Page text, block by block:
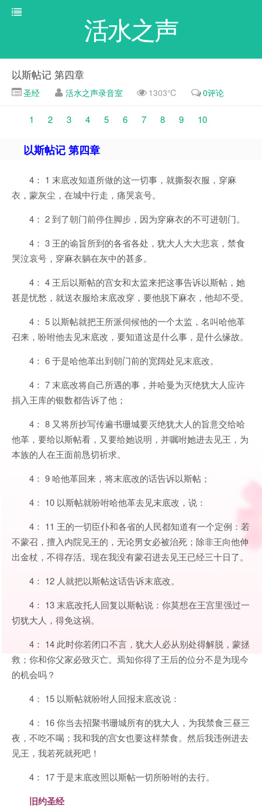
活水之声
以斯帖记 第四章
圣经 活水之声录音室 1303℃ 0评论
1 2 3 4 5 6 7 8 9 10
以斯帖记 第四章
4： 1 末底改知道所做的这一切事，就撕裂衣服，穿麻
衣，蒙灰尘，在城中行走，痛哭哀号。
4： 2 到了朝门前停住脚步，因为穿麻衣的不可进朝门。
4： 3 王的谕旨所到的各省各处，犹大人大大悲哀，禁食
哭泣哀号，穿麻衣躺在灰中的甚多。
4： 4 王后以斯帖的宫女和太监来把这事告诉以斯帖，她
甚是忧愁，就送衣服给末底改穿，要他脱下麻衣，他却不受。
4： 5 以斯帖就把王所派伺候他的一个太监，名叫哈他革
召来，吩咐他去见末底改，要知道这是什么事，是什么缘故。
4： 6 于是哈他革出到朝门前的宽阔处见末底改。
4： 7 末底改将自己所遇的事，并哈曼为灭绝犹大人应许
捐入王库的银数都告诉了他；
4： 8 又将所抄写传遍书珊城要灭绝犹大人的旨意交给哈
他革，要给以斯帖看，又要给她说明，并嘱咐她进去见王，为
本族的人在王面前恳切祈求。
4： 9 哈他革回来，将末底改的话告诉以斯帖；
4： 10 以斯帖就吩咐哈他革去见末底改，说：
4： 11 王的一切臣仆和各省的人民都知道有一个定例：若
不蒙召，擅入内院见王的，无论男女必被治死；除非王向他伸
出金杖，不得存活。现在我没有蒙召进去见王已经三十日了。
4： 12 人就把以斯帖这话告诉末底改。
4： 13 末底改托人回复以斯帖说：你莫想在王宫里强过一
切犹大人，得免这祸。
4： 14 此时你若闭口不言，犹大人必从别处得解脱，蒙拯
救；你和你父家必致灭亡。焉知你得了王后的位分不是为现今
的机会吗？
4： 15 以斯帖就吩咐人回报末底改说：
4： 16 你当去招聚书珊城所有的犹大人，为我禁食三昼三
夜，不吃不喝；我和我的宫女也要这样禁食。然后我违例进去
见王，我若死就死吧！
4： 17 于是末底改照以斯帖一切所吩咐的去行。
旧约圣经